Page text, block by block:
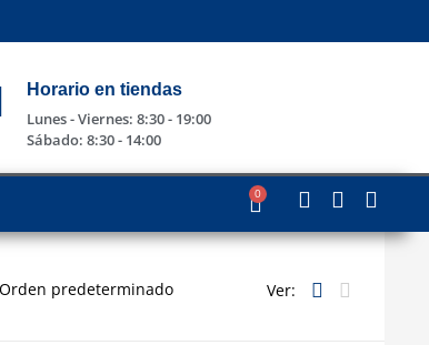
Horario en tiendas
Lunes - Viernes: 8:30 - 19:00
Sábado: 8:30 - 14:00
0
Ver: